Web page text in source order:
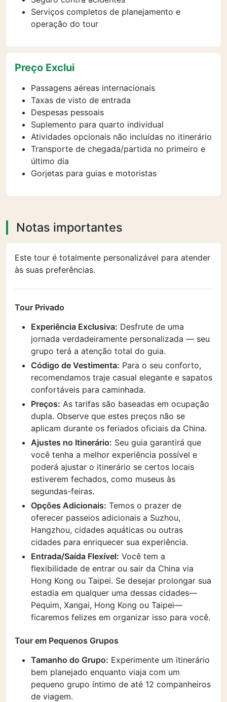
Serviços completos de planejamento e
operação do tour
Preço Exclui
Passagens aéreas internacionais
Taxas de visto de entrada
Despesas pessoais
Suplemento para quarto individual
Atividades opcionais não incluídas no itinerário
Transporte de chegada/partida no primeiro e
último dia
Gorjetas para guias e motoristas
Notas importantes
Este tour é totalmente personalizável para atender
às suas preferências.
Tour Privado
Experiência Exclusiva: Desfrute de uma
jornada verdadeiramente personalizada — seu
grupo terá a atenção total do guia.
Código de Vestimenta: Para o seu conforto,
recomendamos traje casual elegante e sapatos
confortáveis para caminhada.
Preços: As tarifas são baseadas em ocupação
dupla. Observe que estes preços não se
aplicam durante os feriados oficiais da China.
Ajustes no Itinerário: Seu guia garantirá que
você tenha a melhor experiência possível e
poderá ajustar o itinerário se certos locais
estiverem fechados, como museus às
segundas-feiras.
Opções Adicionais: Temos o prazer de
oferecer passeios adicionais a Suzhou,
Hangzhou, cidades aquáticas ou outras
cidades para enriquecer sua experiência.
Entrada/Saída Flexível: Você tem a
flexibilidade de entrar ou sair da China via
Hong Kong ou Taipei. Se desejar prolongar sua
estadia em qualquer uma dessas cidades—
Pequim, Xangai, Hong Kong ou Taipei—
ficaremos felizes em organizar isso para você.
Tour em Pequenos Grupos
Tamanho do Grupo: Experimente um itinerário
bem planejado enquanto viaja com um
pequeno grupo íntimo de até 12 companheiros
de viagem.